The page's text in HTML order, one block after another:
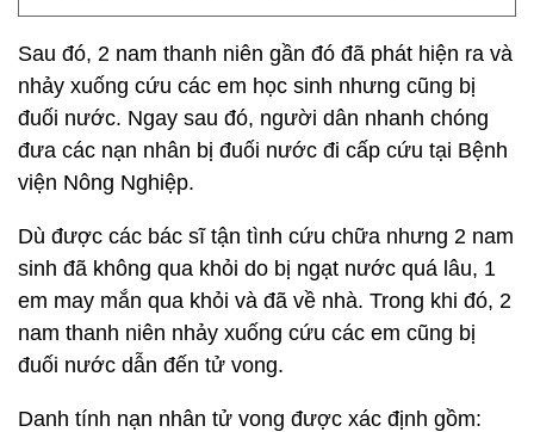
Sau đó, 2 nam thanh niên gần đó đã phát hiện ra và
nhảy xuống cứu các em học sinh nhưng cũng bị
đuối nước. Ngay sau đó, người dân nhanh chóng
đưa các nạn nhân bị đuối nước đi cấp cứu tại Bệnh
viện Nông Nghiệp.
Dù được các bác sĩ tận tình cứu chữa nhưng 2 nam
sinh đã không qua khỏi do bị ngạt nước quá lâu, 1
em may mắn qua khỏi và đã về nhà. Trong khi đó, 2
nam thanh niên nhảy xuống cứu các em cũng bị
đuối nước dẫn đến tử vong.
Danh tính nạn nhân tử vong được xác định gồm: